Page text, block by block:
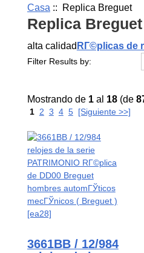
Casa :: Replica Breguet
Replica Breguet
alta calidadRГ©plicas de
Filter Results by:
Mostrando de 1al 18(de
1 2 3 4 5 [Siguiente >>]
3661BB / 12/984